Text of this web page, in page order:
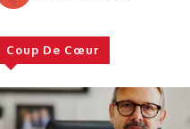
Coup De Cœur